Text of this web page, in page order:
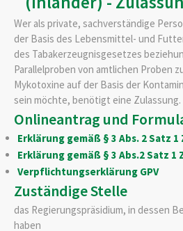
Wer als private, sachverständige
der Basis des Lebensmittel- und
des Tabakerzeugnisgesetzes
Parallelproben von amtlichen Proben
Mykotoxine auf der Basis der
sein möchte, benötigt eine Zulassung.
Onlineantrag und
Erklärung gemäß § 3 Abs. 2 Satz 1
Erklärung gemäß § 3 Abs.2 Satz 1
Verpflichtungserklärung GPV
Zuständige Stelle
das Regierungspräsidium, in dessen
haben